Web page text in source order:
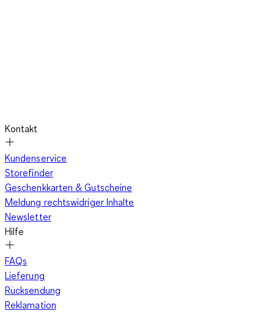
Kontakt
Kundenservice
Storefinder
Geschenkkarten & Gutscheine
Meldung rechtswidriger Inhalte
Newsletter
Hilfe
FAQs
Lieferung
Rücksendung
Reklamation